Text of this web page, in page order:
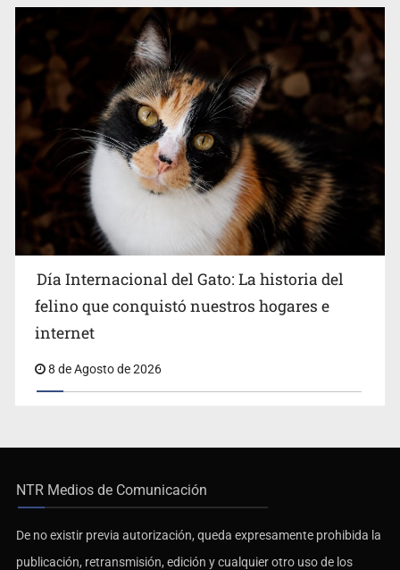
Día Internacional del Gato: La historia del
felino que conquistó nuestros hogares e
internet
8 de Agosto de 2026
NTR Medios de Comunicación
De no existir previa autorización, queda expresamente prohibida la
publicación, retransmisión, edición y cualquier otro uso de los